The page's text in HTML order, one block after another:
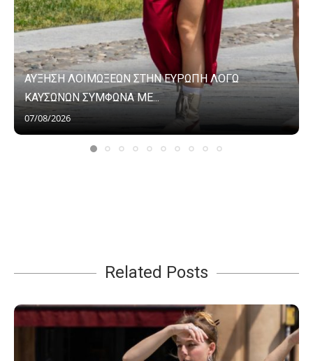
ΑΥΞΗΣΗ ΛΟΙΜΩΞΕΩΝ ΣΤΗΝ ΕΥΡΩΠΗ ΛΟΓΩ
ΚΑΥΣΩΝΩΝ ΣΥΜΦΩΝΑ ΜΕ...
07/08/2026
Related Posts